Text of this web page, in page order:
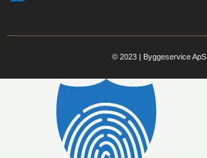
© 2023 | Byggeservice ApS